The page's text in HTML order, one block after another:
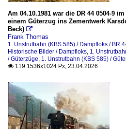
Am 04.10.1981 war die DR 44 0504-9
einem Güterzug ins Zementwerk
Beck) 
Frank Thomas
1. Unstrutbahn (KBS 585) / Dampfloks / BR
Historische Bilder / Dampfloks, 1.
/ Güterzüge, 1. Unstrutbahn (KBS 585) /
 119 1536x1024 Px, 23.04.2026